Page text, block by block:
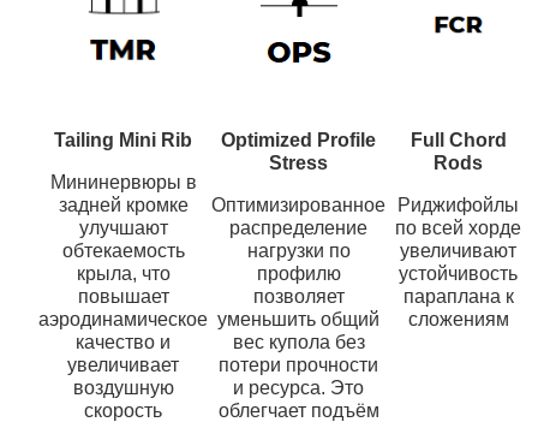
Tailing Mini Rib
Мининервюры в
задней кромке
улучшают
обтекаемость
крыла, что
повышает
аэродинамическое
качество и
увеличивает
воздушную
скорость
Optimized Profile
Stress
Оптимизированное
распределение
нагрузки по
профилю
позволяет
уменьшить общий
вес купола без
потери прочности
и ресурса. Это
облегчает подъём
Full Chord
Rods
Риджифойлы
по всей хорде
увеличивают
устойчивость
параплана к
сложениям